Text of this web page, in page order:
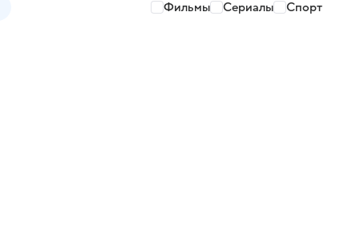
Фильмы Сериалы Спорт